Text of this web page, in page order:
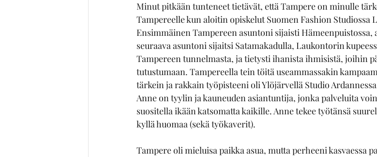
Minut pitkään tunteneet tietävät, että Tampere on minulle
Tampereelle kun aloitin opiskelut Suomen Fashion Studiossa
Ensimmäinen Tampereen asuntoni sijaisti Hämeenpuistossa,
seuraava asuntoni sijaitsi Satamakadulla, Laukontorin
Tampereen tunnelmasta, ja tietysti ihanista ihmisistä, joihin
tutustumaan. Tampereella tein töitä useammassakin
tärkein ja rakkain työpisteeni oli Ylöjärvellä Studio
Anne on tyylin ja kauneuden asiantuntija, jonka palveluita
suositella ikään katsomatta kaikille. Anne tekee työtänsä
kyllä huomaa (sekä työkaverit).
Tampere oli mieluisa paikka asua, mutta perheeni kasvaessa